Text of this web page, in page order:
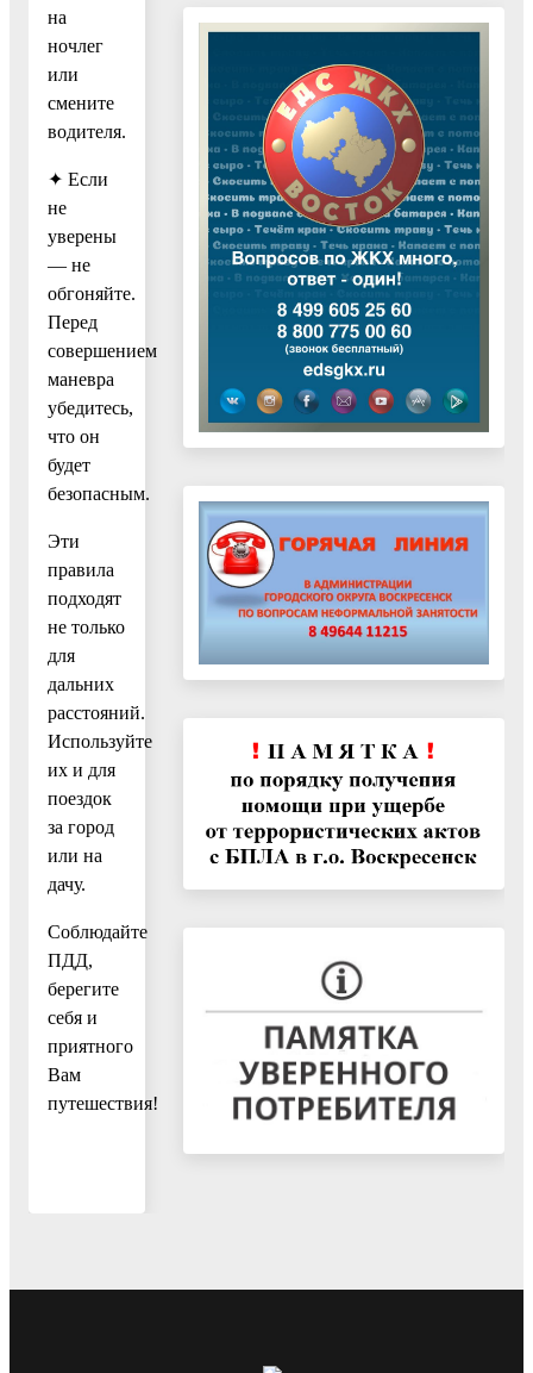
на
ночлег
или
смените
водителя.
✦ Если
не
уверены
— не
обгоняйте.
Перед
совершением
маневра
убедитесь,
что он
будет
безопасным.
Эти
правила
подходят
не только
для
дальних
расстояний.
Используйте
их и для
поездок
за город
или на
дачу.
Соблюдайте
ПДД,
берегите
себя и
приятного
Вам
путешествия!